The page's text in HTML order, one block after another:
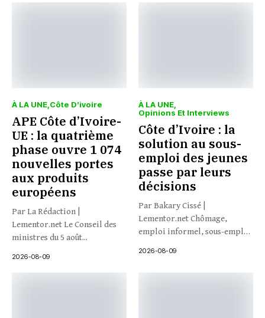
À LA UNE Côte D’ivoire
APE Côte d’Ivoire-
UE : la quatrième
phase ouvre 1 074
nouvelles portes
aux produits
européens
Par La Rédaction |
Lementor.net Le Conseil des
ministres du 5 août...
2026-08-09
À LA UNE
Opinions Et Interviews
Côte d’Ivoire : la
solution au sous-
emploi des jeunes
passe par leurs
décisions
Par Bakary Cissé |
Lementor.net Chômage,
emploi informel, sous-emploi
2026-08-09